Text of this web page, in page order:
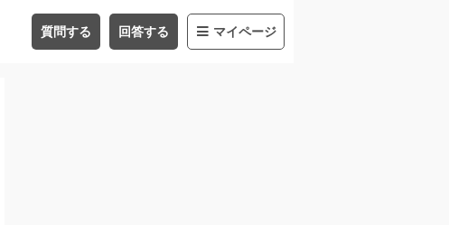
質問する 回答する マイページ